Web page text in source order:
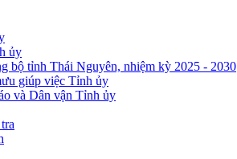
ủy
bộ tỉnh Thái Nguyên, nhiệm kỳ 2025 - 2030
giúp việc Tỉnh ủy
và Dân vận Tỉnh ủy